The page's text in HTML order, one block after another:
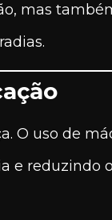
mas
O uso de
e reduzindo